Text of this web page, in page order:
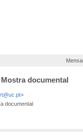
documental
>
documental